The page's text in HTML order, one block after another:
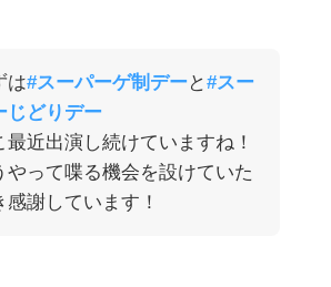
は#スーパーゲ制デーと#スー
じどりデー
最近出演し続けていますね！
やって喋る機会を設けていた
感謝しています！